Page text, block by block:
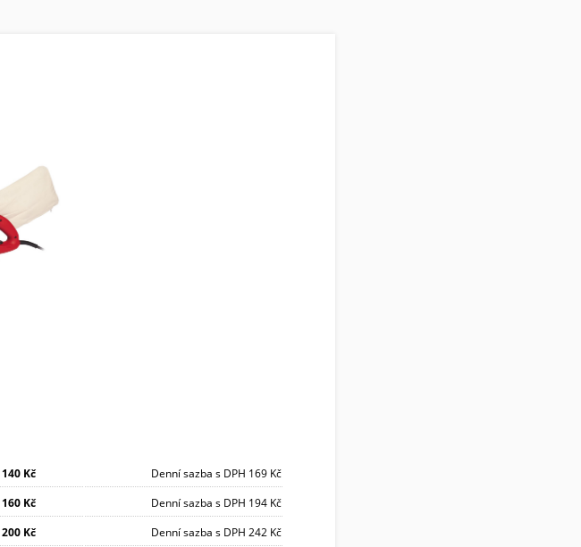
140 Kč
Denní sazba s DPH 169 Kč
160 Kč
Denní sazba s DPH 194 Kč
200 Kč Denní sazba s DPH 242 Kč